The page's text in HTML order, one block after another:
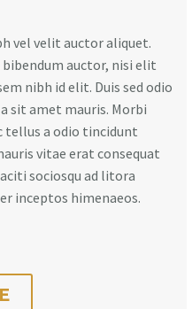
vel velit auctor aliquet.
auctor, nisi elit
nibh id elit. Duis sed odio
sit amet mauris. Morbi
tellus a odio tincidunt
vitae erat consequat
sociosqu ad litora
inceptos himenaeos.